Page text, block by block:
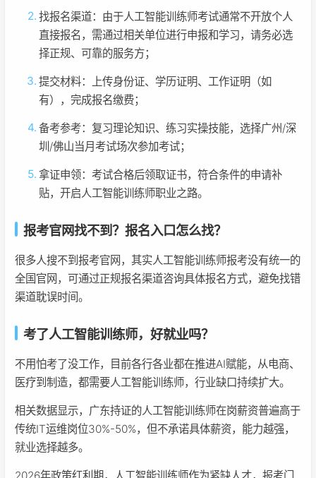
找报名渠道：由于人工智能训练师考试通常不开放个人
直接报名，需通过相关单位进行申报和学习，请务必选
择正规、可靠的服务方；
提交材料：上传身份证、学历证明、工作证明（如
有），完成报名缴费；
备考参考：复习理论知识、练习实操技能，选择广州/深
圳/佛山当月考试场次参加考试；
拿证申领：考试合格后领取证书，符合条件的申请补
贴，开启人工智能训练师职业之路。
报考官网找不到？报名入口怎么找？
很多人搜不到报考官网，其实人工智能训练师报考没有统一的
全国官网，可通过正规报名渠道咨询具体报名方式，避免找错
渠道耽误时间。
考了人工智能训练师，好就业吗？
不用怕考了没工作，目前各行各业都在推进AI赋能，从电商、
医疗到制造，都需要人工智能训练师，行业缺口持续扩大。
相关数据显示，广东持证的人工智能训练师在岗薪资普遍高于
传统IT运维岗位30%-50%，但不承诺具体薪资，能力越强，
就业选择越多。
2026年政策红利期，人工智能训练师作为紧缺人才，报考门